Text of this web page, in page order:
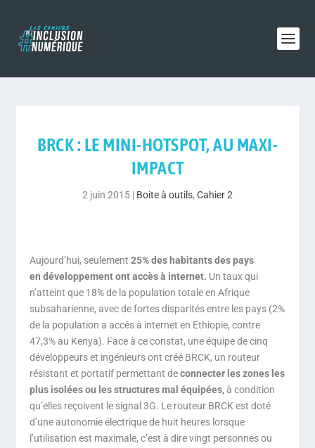
BRCK : LE MINI-HOTSPOT, AU MAXI-
IMPACT
2 juin 2015 | Boite à outils, Cahier 2
Aujourd’hui, seulement25% des habitants des pays
en développement ont accès à internet. Un taux qui
n’atteint que 18% de la population totale en Afrique
subsaharienne, avec de fortes disparités entre les pays (2%
de la population a accès à internet en Ethiopie, contre
47,3% au Kenya). Face à ce constat, une équipe de cinq
développeurs et ingénieurs ont créé BRCK, un routeur
résistant et portatif permettant deconnecter les zones les
plus isolées ou les structures mal équipées,à condition
qu’elles reçoivent le signal 3G. Le routeur BRCK est doté
d’une autonomie électrique de huit heures lorsque
l’utilisation est maximale, c’est à dire vingt personnes ou